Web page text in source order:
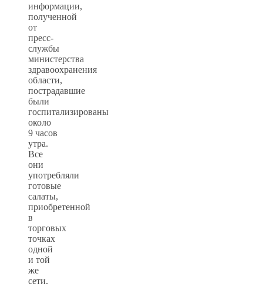
информации,
полученной
от
пресс-
службы
министерства
здравоохранения
области,
пострадавшие
были
госпитализированы
около
9 часов
утра.
Все
они
употребляли
готовые
салаты,
приобретенной
в
торговых
точках
одной
и той
же
сети.